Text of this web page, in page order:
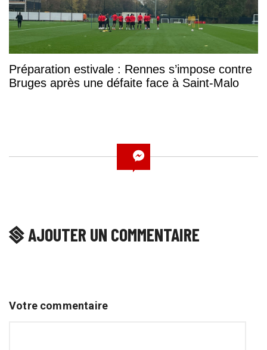
Préparation estivale : Rennes s’impose contre
Bruges après une défaite face à Saint-Malo
AJOUTER UN COMMENTAIRE
Votre commentaire